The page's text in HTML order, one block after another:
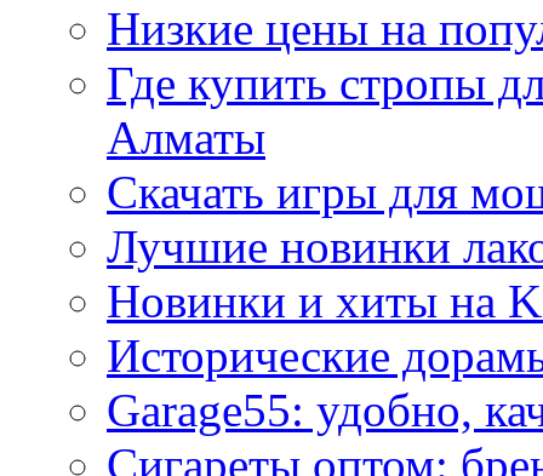
Низкие цены на
Где купить стропы
Алматы
Скачать игры для
Лучшие новинки
Новинки и хиты на
Исторические
Garage55: удобно,
Сигареты оптом: